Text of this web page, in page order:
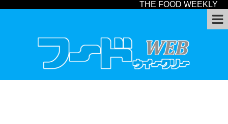
THE FOOD WEEKLY